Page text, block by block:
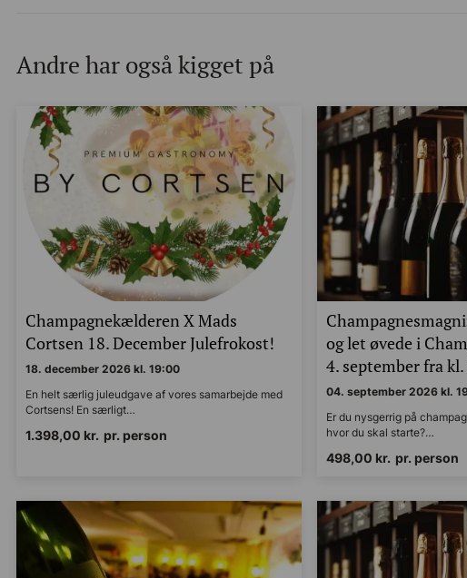
Andre har også kigget på
Champagnekælderen X Mads
Cortsen 18. December Julefrokost!
18. december 2026 kl. 19:00
En helt særlig juleudgave af vores samarbejde med
Cortsens! En særligt…
1.398,00 kr. pr. person
og let øvede i
4. september fra
04. september 2026 kl.
Er du nysgerrig på
hvor du skal starte?…
498,00 kr. pr. person